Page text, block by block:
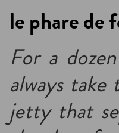
le phare de
For a
always
jetty that